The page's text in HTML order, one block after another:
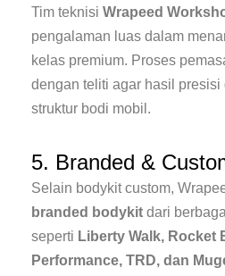
Tim teknisi Wrapeed
pengalaman luas dalam
kelas premium. Proses
dengan teliti agar hasil presisi
struktur bodi mobil.
5. Branded &
Selain bodykit custom,
branded bodykit dari
seperti Liberty Walk, Rocket
Performance, TRD, dan